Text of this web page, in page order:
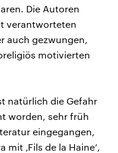
Die Autoren
verantworteten
auch gezwungen,
motivierten
natürlich die Gefahr
worden, sehr früh
eingegangen,
‚Fils de la Haine‘,